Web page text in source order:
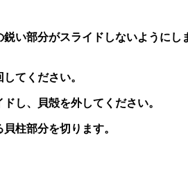
い部分がスライドしないように
てください。
し、貝殻を外してください。
柱部分を切ります。